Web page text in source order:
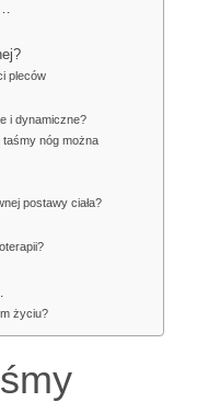
pleców
i dynamiczne?
nóg można
postawy ciała?
życiu?